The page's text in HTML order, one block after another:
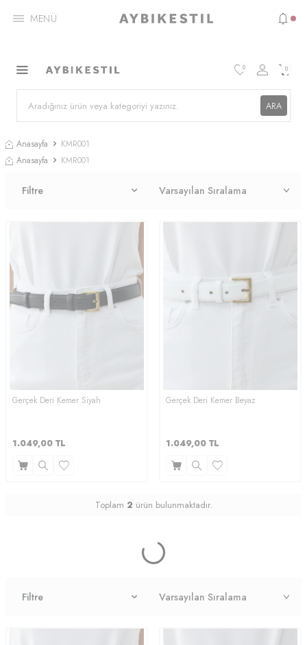
MENÜ
ARA
0 0
Anasayfa
KMR001
Anasayfa
KMR001
Filtre
Gerçek Deri Kemer Siyah
1.049,00 TL
Gerçek Deri Kemer Beyaz
1.049,00 TL
Toplam 2 ürün bulunmaktadır.
Filtre